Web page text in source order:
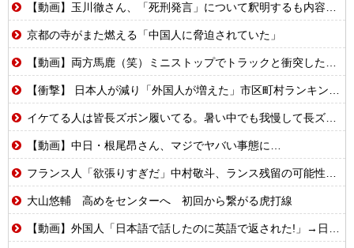
【動画】玉川徹さん、「死刑発言」について釈明するも内容がクソすぎて更に大炎上……
京都の寺がまた燃える「中国人に脅迫されていた」
【動画】両方馬鹿（笑）ミニストップでトラックと衝突したドラレコが（ノ∇`）
【衝撃】 日本人が減り「外国人が増えた」市区町村ランキング…TOP5がこちらｗｗｗｗｗｗ
イケてる人は皆長ズボン履いてる。暑い中でも我慢して長ズボン履いてる。半ズボンはモテ無い。厳しいって
【動画】中日・根尾昂さん、マジでヤバい事態に…
フランス人「欲張りすぎだ」中村敬斗、ランス残留の可能性を会長が示唆！移籍金が交渉の壁に..現地サポの本音がこれ！【海外の反応】
大山悠輔 高めをセンターへ 初回から繋がる虎打線
【動画】外国人「日本語で話したのに英語で返された!」→日本人「まず発音を聞かせろ」